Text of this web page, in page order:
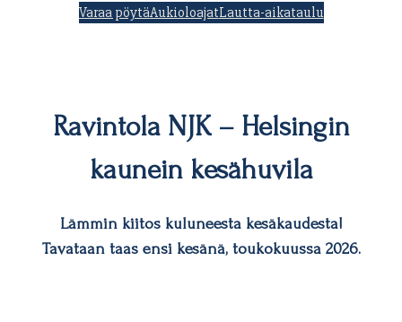
Varaa pöytäAukioloajatLautta-aikataulu
Ravintola NJK – Helsingin
kaunein kesähuvila
Lämmin kiitos kuluneesta kesäkaudesta!
Tavataan taas ensi kesänä, toukokuussa 2026.